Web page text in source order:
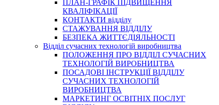
ПЛАН-ГРАФІК ПІДВИЩЕННЯ
КВАЛІФІКАЦІЇ
КОНТАКТИ відділу
СТАЖУВАННЯ ВІДДІЛУ
БЕЗПЕКА ЖИТТЄДІЯЛЬНОСТІ
Відділ сучасних технологій виробництва
ПОЛОЖЕННЯ ПРО ВІДДІЛ СУЧАСНИХ
ТЕХНОЛОГІЙ ВИРОБНИЦТВА
ПОСАДОВІ ІНСТРУКЦІЇ ВІДДІЛУ
СУЧАСНИХ ТЕХНОЛОГІЙ
ВИРОБНИЦТВА
МАРКЕТИНГ ОСВІТНІХ ПОСЛУГ